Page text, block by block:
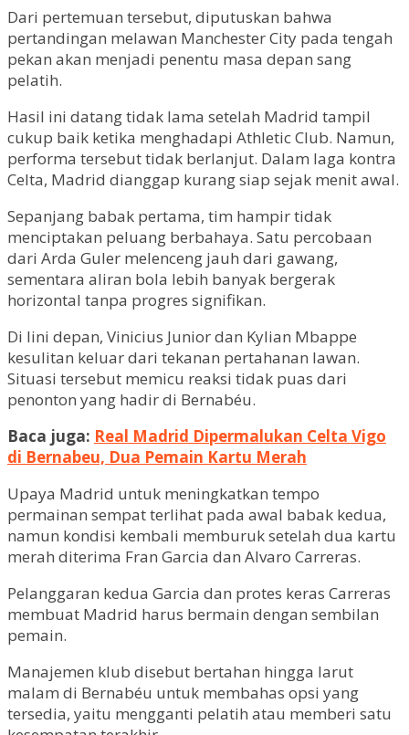
Dari pertemuan tersebut, diputuskan bahwa
pertandingan melawan Manchester City pada tengah
pekan akan menjadi penentu masa depan sang
pelatih.
Hasil ini datang tidak lama setelah Madrid tampil
cukup baik ketika menghadapi Athletic Club. Namun,
performa tersebut tidak berlanjut. Dalam laga kontra
Celta, Madrid dianggap kurang siap sejak menit awal.
Sepanjang babak pertama, tim hampir tidak
menciptakan peluang berbahaya. Satu percobaan
dari Arda Guler melenceng jauh dari gawang,
sementara aliran bola lebih banyak bergerak
horizontal tanpa progres signifikan.
Di lini depan, Vinicius Junior dan Kylian Mbappe
kesulitan keluar dari tekanan pertahanan lawan.
Situasi tersebut memicu reaksi tidak puas dari
penonton yang hadir di Bernabéu.
Baca juga: Real Madrid Dipermalukan Celta Vigo
di Bernabeu, Dua Pemain Kartu Merah
Upaya Madrid untuk meningkatkan tempo
permainan sempat terlihat pada awal babak kedua,
namun kondisi kembali memburuk setelah dua kartu
merah diterima Fran Garcia dan Alvaro Carreras.
Pelanggaran kedua Garcia dan protes keras Carreras
membuat Madrid harus bermain dengan sembilan
pemain.
Manajemen klub disebut bertahan hingga larut
malam di Bernabéu untuk membahas opsi yang
tersedia, yaitu mengganti pelatih atau memberi satu